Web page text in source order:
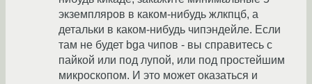
экземпляров в каком-нибудь жлкпцб, а
детальки в каком-нибудь чипэндейле. Если
там не будет bga чипов - вы справитесь с
пайкой или под лупой, или под простейшим
микроскопом. И это может оказаться и